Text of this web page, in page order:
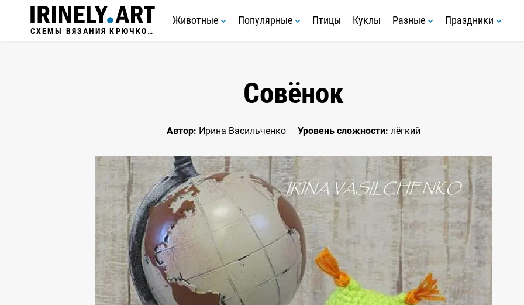
СХЕМЫ ВЯЗАНИЯ КРЮЧКОМ
Животные Популярные Птицы Куклы Разные Праздники
Совёнок
Автор: Ирина Васильченко Уровень сложности: лёгкий